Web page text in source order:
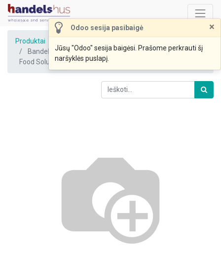
Odoo sesija pasibaigė ×
Jūsų "Odoo" sesija baigėsi. Prašome perkrauti šį
naršyklės puslapį.
Produktai
Bandelė "Varškinė sraigė" 60g (UAB Mantinga Bakery &
Food Solutions)